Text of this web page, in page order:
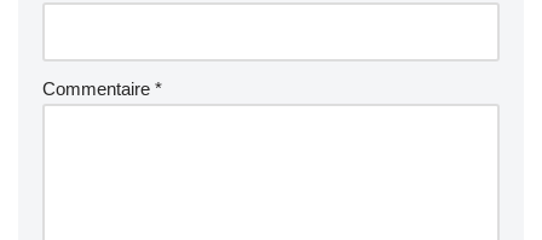
Commentaire *